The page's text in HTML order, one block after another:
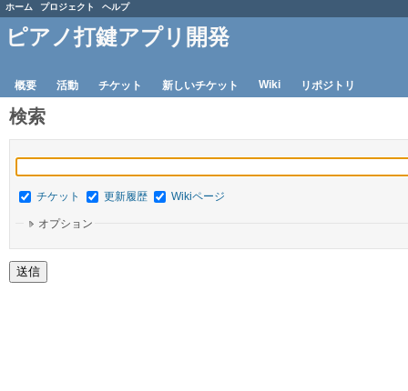
ホーム プロジェクト ヘルプ
ピアノ打鍵アプリ開発
概要 活動 チケット 新しいチケット Wiki リポジトリ
検索
チケット 更新履歴 Wikiページ
オプション